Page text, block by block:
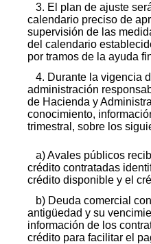
3. El plan de ajuste
calendario preciso de
supervisión de las
del calendario
por tramos de la ayuda
4. Durante la vigencia
administración
de Hacienda y
conocimiento,
trimestral, sobre los
a) Avales públicos
crédito contratadas
crédito disponible y el
b) Deuda comercial
antigüedad y su
información de los
crédito para facilitar el